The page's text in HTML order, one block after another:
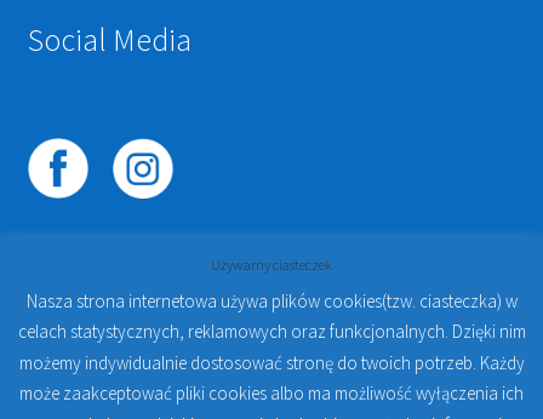
Social Media
© 2023PROTO-FAN | Sklep Stomatologiczny Online i
Kursy Online Warszawa- Sklep stomatologiczny w
Warszawie | Jakub Zdybel Proto-Fan
Używamy ciasteczek
Nasza strona internetowa używa plików cookies(tzw. ciasteczka) w
celach statystycznych, reklamowych oraz funkcjonalnych. Dzięki nim
możemy indywidualnie dostosować stronę do twoich potrzeb. Każdy
może zaakceptować pliki cookies albo ma możliwość wyłączenia ich